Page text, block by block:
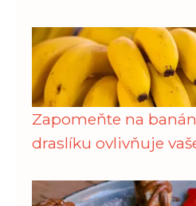
Zapomeňte na
draslíku ovlivňuje